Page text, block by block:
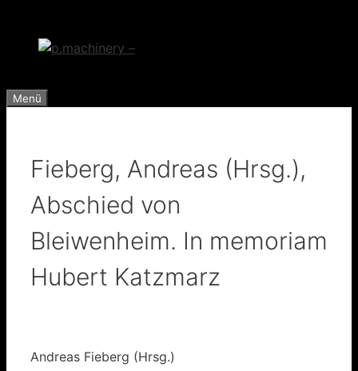
springen
Menü
Fieberg, Andreas (Hrsg.),
Abschied von
Bleiwenheim. In memoriam
Hubert Katzmarz
Andreas Fieberg (Hrsg.)